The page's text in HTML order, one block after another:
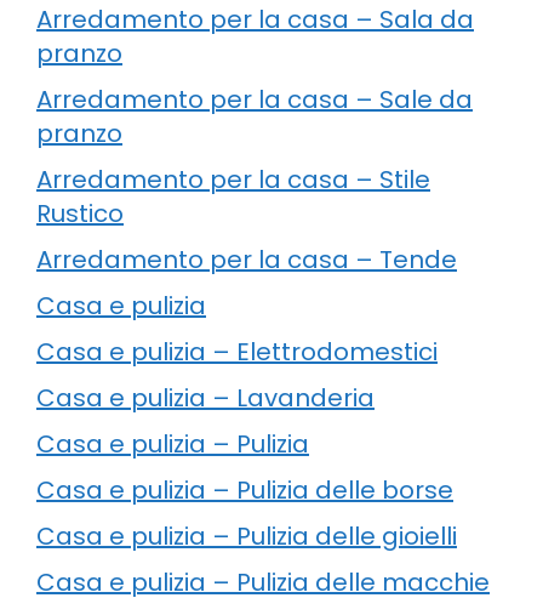
Arredamento per la casa – Sala da
pranzo
Arredamento per la casa – Sale da
pranzo
Arredamento per la casa – Stile
Rustico
Arredamento per la casa – Tende
Casa e pulizia
Casa e pulizia – Elettrodomestici
Casa e pulizia – Lavanderia
Casa e pulizia – Pulizia
Casa e pulizia – Pulizia delle borse
Casa e pulizia – Pulizia delle gioielli
Casa e pulizia – Pulizia delle macchie